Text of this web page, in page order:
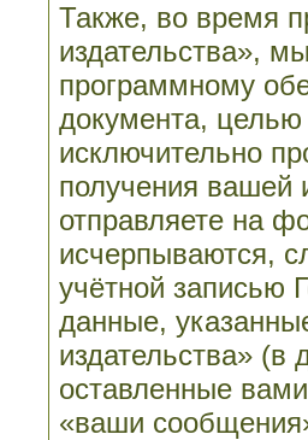
Также, во время
издательства»,
программному
документа, целью
исключительно
получения
отправляете на
исчерпываются,
учётной записью
данные,
издательства»
оставленные
«ваши